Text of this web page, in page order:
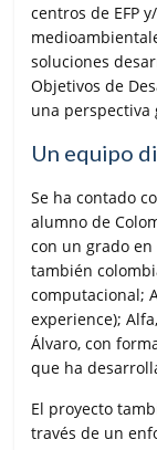
centros de EFP
soluciones
Objetivos de
una perspectiva
Un equipo
Se ha contado
alumno de
con un grado en
también
computacional;
experience);
Álvaro, con
que ha
El proyecto
través de un